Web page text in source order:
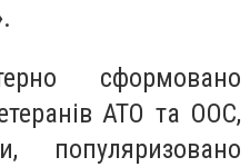
сформовано
АТО та ООС,
популяризовано